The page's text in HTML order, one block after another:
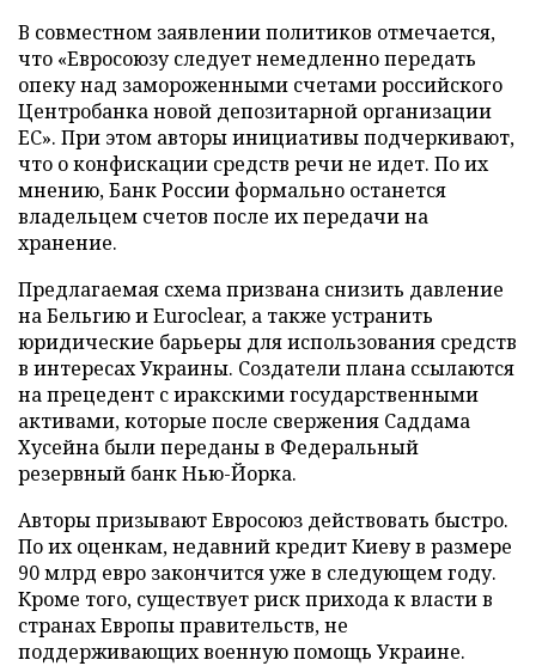
В совместном заявлении политиков отмечается,
что «Евросоюзу следует немедленно передать
опеку над замороженными счетами российского
Центробанка новой депозитарной организации
ЕС». При этом авторы инициативы подчеркивают,
что о конфискации средств речи не идет. По их
мнению, Банк России формально останется
владельцем счетов после их передачи на
хранение.
Предлагаемая схема призвана снизить давление
на Бельгию и Euroclear, а также устранить
юридические барьеры для использования средств
в интересах Украины. Создатели плана ссылаются
на прецедент с иракскими государственными
активами, которые после свержения Саддама
Хусейна были переданы в Федеральный
резервный банк Нью-Йорка.
Авторы призывают Евросоюз действовать быстро.
По их оценкам, недавний кредит Киеву в размере
90 млрд евро закончится уже в следующем году.
Кроме того, существует риск прихода к власти в
странах Европы правительств, не
поддерживающих военную помощь Украине.